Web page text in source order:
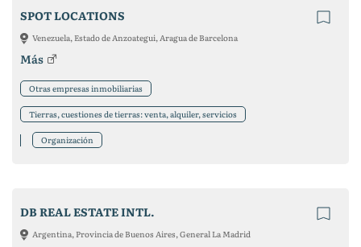
SPOT LOCATIONS
Venezuela, Estado de Anzoategui, Aragua de Barcelona
Más
Otras empresas inmobiliarias
Tierras, cuestiones de tierras: venta, alquiler, servicios
Organización
DB REAL ESTATE INTL.
Argentina, Provincia de Buenos Aires, General La Madrid